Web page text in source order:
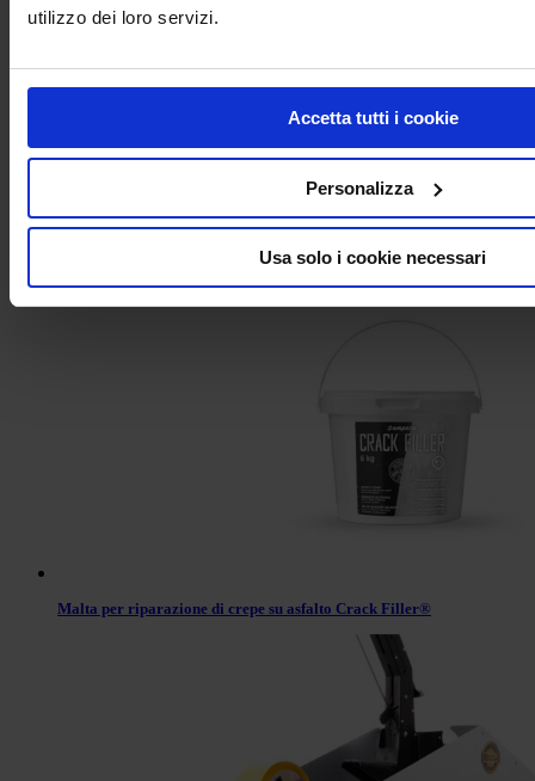
utilizzo dei loro servizi.
Accetta tutti i cookie
Personalizza
Usa solo i cookie necessari
Sigillante per asfalto – BLACK PARKING ®
Malta per riparazione di crepe su asfalto Crack Filler®